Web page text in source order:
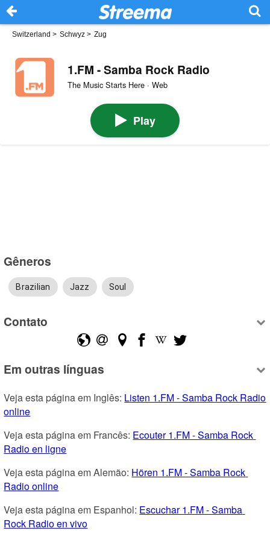
Switzerland > Schwyz > Zug
1.FM - Samba Rock Radio
The Music Starts Here · Web
Play
Gêneros
Brazilian Jazz Soul
Contato
Em outras línguas
Veja esta página em Inglês: Listen 1.FM - Samba Rock Radio
online
Veja esta página em Francês: Ecouter 1.FM - Samba Rock
Radio en ligne
Veja esta página em Alemão: Hören 1.FM - Samba Rock
Radio online
Veja esta página em Espanhol: Escuchar 1.FM - Samba
Rock Radio en vivo